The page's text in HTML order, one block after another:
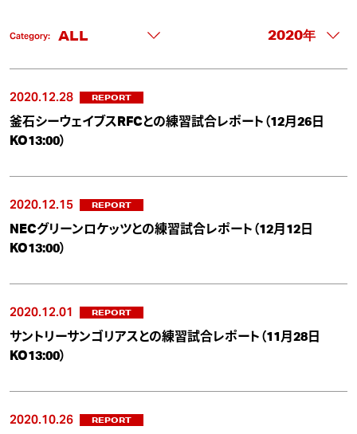
Category:
2020.12.28 REPORT
釜石シーウェイブスRFCとの練習試合レポート（12月26日
KO13:00）
2020.12.15 REPORT
NECグリーンロケッツとの練習試合レポート（12月12日
KO13:00）
2020.12.01 REPORT
サントリーサンゴリアスとの練習試合レポート（11月28日
KO13:00）
2020.10.26 REPORT